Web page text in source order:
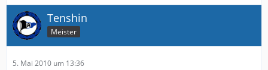
Tenshin
Meister
5. Mai 2010 um 13:36